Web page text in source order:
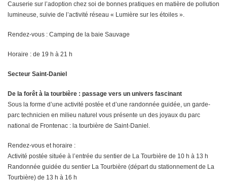
Causerie sur l’adoption chez soi de bonnes pratiques en matière de pollution
lumineuse, suivie de l’activité réseau « Lumière sur les étoiles ».
Rendez-vous : Camping de la baie Sauvage
Horaire : de 19 h à 21 h
Secteur Saint-Daniel
De la forêt à la tourbière : passage vers un univers fascinant
Sous la forme d’une activité postée et d’une randonnée guidée, un garde-
parc technicien en milieu naturel vous présente un des joyaux du parc
national de Frontenac : la tourbière de Saint-Daniel.
Rendez-vous et horaire :
Activité postée située à l’entrée du sentier de La Tourbière de 10 h à 13 h
Randonnée guidée du sentier La Tourbière (départ du stationnement de La
Tourbière) de 13 h à 16 h